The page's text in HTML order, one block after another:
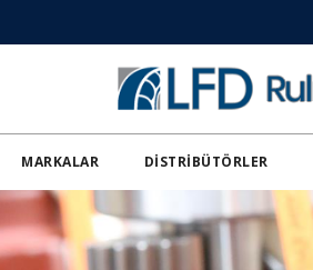
MARKALAR DISTRIBÜTÖRLER